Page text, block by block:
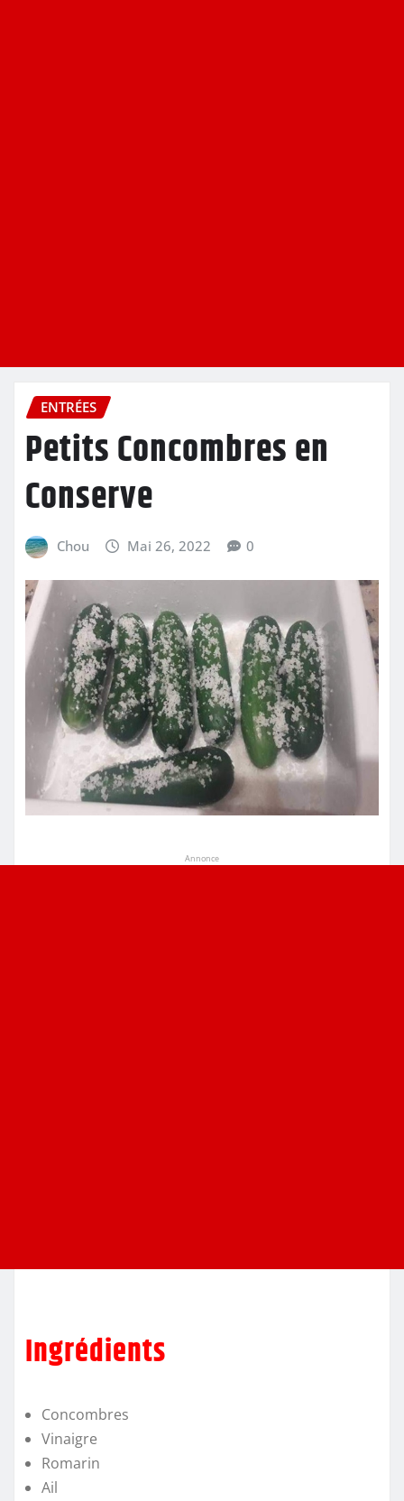
ENTRÉES
Petits Concombres en
Conserve
Chou Mai 26, 2022 0
Annonce
Ingrédients
Concombres
Vinaigre
Romarin
Ail